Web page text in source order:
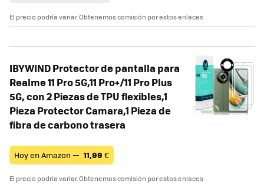
El precio podría variar. Obtenemos comisión por estos enlaces
IBYWIND Protector de pantalla para
Realme 11 Pro 5G,11 Pro+/11 Pro Plus
5G, con 2 Piezas de TPU flexibles,1
Pieza Protector Camara,1 Pieza de
fibra de carbono trasera
Hoy en Amazon — 11,99 €
El precio podría variar. Obtenemos comisión por estos enlaces